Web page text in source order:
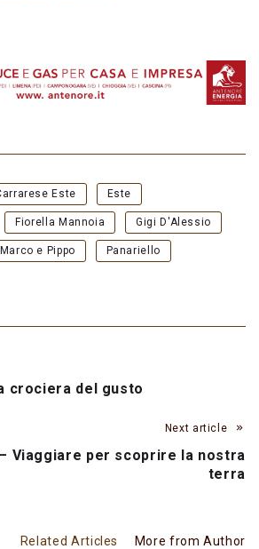
Este Este
Fiorella Mannoia Gigi D'Alessio
Marco e Pippo Panariello
crociera del gusto
Next article
Viaggiare per scoprire la nostra
terra
Related Articles More from Author